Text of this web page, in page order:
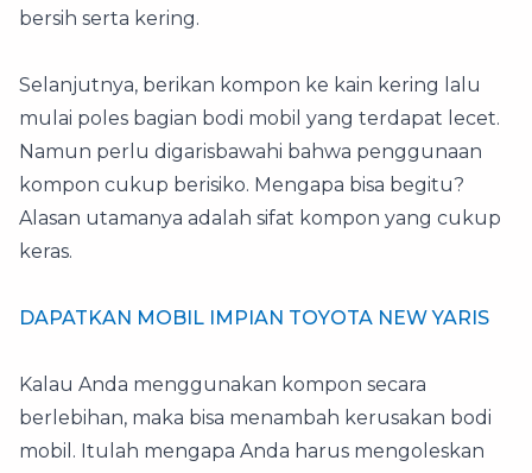
bersih serta kering.
Selanjutnya, berikan kompon ke kain kering lalu
mulai poles bagian bodi mobil yang terdapat lecet.
Namun perlu digarisbawahi bahwa penggunaan
kompon cukup berisiko. Mengapa bisa begitu?
Alasan utamanya adalah sifat kompon yang cukup
keras.
DAPATKAN MOBIL IMPIAN TOYOTA NEW YARIS
Kalau Anda menggunakan kompon secara
berlebihan, maka bisa menambah kerusakan bodi
mobil. Itulah mengapa Anda harus mengoleskan